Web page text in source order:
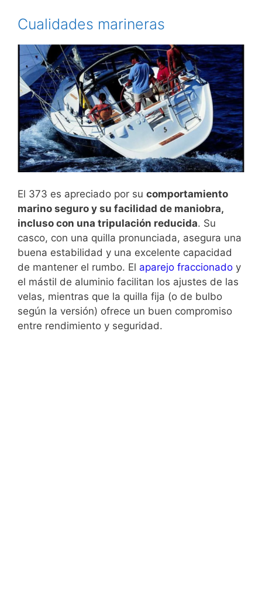
Cualidades marineras
El 373 es apreciado por su comportamiento
marino seguro y su facilidad de maniobra,
incluso con una tripulación reducida. Su
casco, con una quilla pronunciada, asegura una
buena estabilidad y una excelente capacidad
de mantener el rumbo. El aparejo fraccionado y
el mástil de aluminio facilitan los ajustes de las
velas, mientras que la quilla fija (o de bulbo
según la versión) ofrece un buen compromiso
entre rendimiento y seguridad.